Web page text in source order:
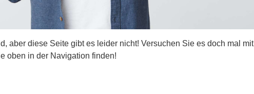
aber diese Seite gibt es leider nicht! Versuchen Sie es doch mal mit
oben in der Navigation finden!